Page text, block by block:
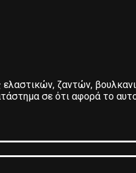
ελαστικών, ζαντών,
σε ότι αφορά το